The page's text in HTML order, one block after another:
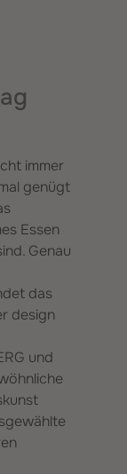
immer
genügt
Essen
Genau
das
design
und